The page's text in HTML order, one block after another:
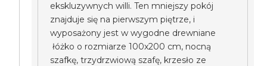
ekskluzywnych willi. Ten mniejszy pokój
znajduje się na pierwszym piętrze, i
wyposażony jest w wygodne drewniane
łóżko o rozmiarze 100x200 cm, nocną
szafkę, trzydrzwiową szafę, krzesło ze